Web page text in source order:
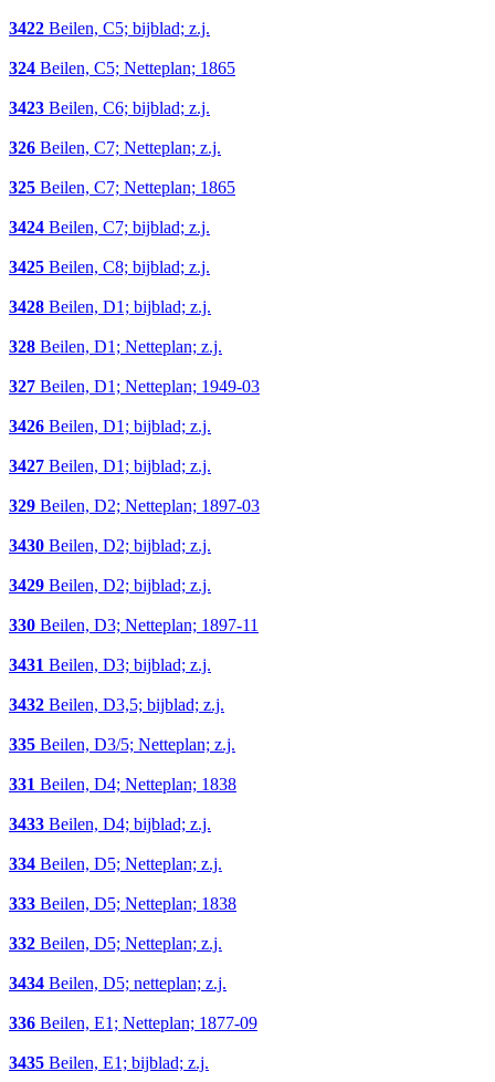
3422 Beilen, C5; bijblad; z.j.
324 Beilen, C5; Netteplan; 1865
3423 Beilen, C6; bijblad; z.j.
326 Beilen, C7; Netteplan; z.j.
325 Beilen, C7; Netteplan; 1865
3424 Beilen, C7; bijblad; z.j.
3425 Beilen, C8; bijblad; z.j.
3428 Beilen, D1; bijblad; z.j.
328 Beilen, D1; Netteplan; z.j.
327 Beilen, D1; Netteplan; 1949-03
3426 Beilen, D1; bijblad; z.j.
3427 Beilen, D1; bijblad; z.j.
329 Beilen, D2; Netteplan; 1897-03
3430 Beilen, D2; bijblad; z.j.
3429 Beilen, D2; bijblad; z.j.
330 Beilen, D3; Netteplan; 1897-11
3431 Beilen, D3; bijblad; z.j.
3432 Beilen, D3,5; bijblad; z.j.
335 Beilen, D3/5; Netteplan; z.j.
331 Beilen, D4; Netteplan; 1838
3433 Beilen, D4; bijblad; z.j.
334 Beilen, D5; Netteplan; z.j.
333 Beilen, D5; Netteplan; 1838
332 Beilen, D5; Netteplan; z.j.
3434 Beilen, D5; netteplan; z.j.
336 Beilen, E1; Netteplan; 1877-09
3435 Beilen, E1; bijblad; z.j.